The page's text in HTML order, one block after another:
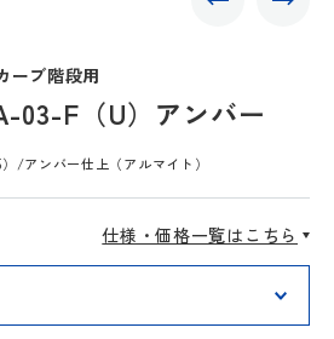
ーブ階段用
03-F（U）アンバー
/アンバー仕上（アルマイト）
仕様・価格一覧はこちら